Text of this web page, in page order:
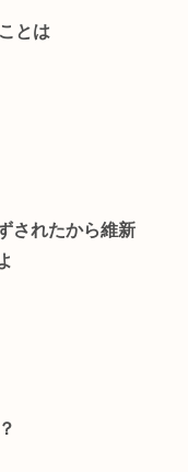
とは
されたから維新